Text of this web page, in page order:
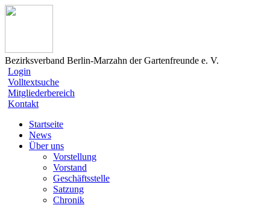
Bezirksverband Berlin-Marzahn der Gartenfreunde e. V.
Login
Volltextsuche
Mitgliederbereich
Kontakt
Startseite
News
Über uns
Vorstellung
Vorstand
Geschäftsstelle
Satzung
Chronik